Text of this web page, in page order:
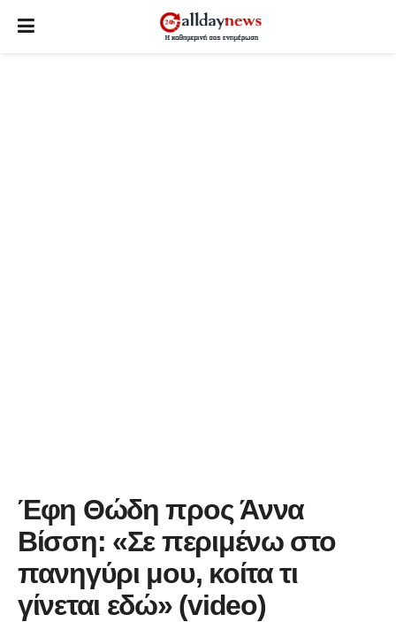
Έφη Θώδη προς Άννα
Βίσση: «Σε περιμένω στο
πανηγύρι μου, κοίτα τι
γίνεται εδώ» (video)